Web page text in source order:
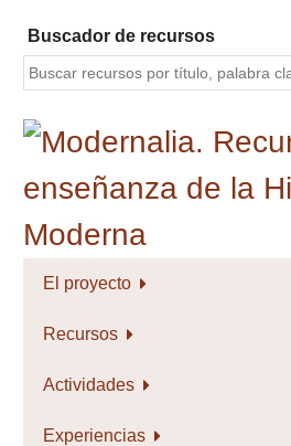
contenido
principal
Buscador de recursos
El proyecto
Recursos
Actividades
Experiencias